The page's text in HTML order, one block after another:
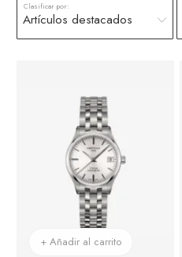
Clasificar por:
+ Añadir al carrito